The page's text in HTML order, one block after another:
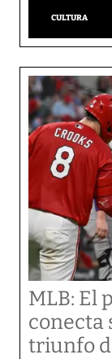
CULTURA
MLB: El
conecta
triunfo